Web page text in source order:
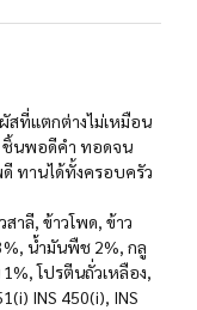
สที่แตกต่างไม่เหมือน
ชิ้นพอดีคำ ทอดจน
ทานได้ทั้งครอบครัว
าลี, ข้าวโพด, ข้าว
น้ำมันพืช 2%, กลู
โปรตีนถั่วเหลือง,
INS 450(i), INS